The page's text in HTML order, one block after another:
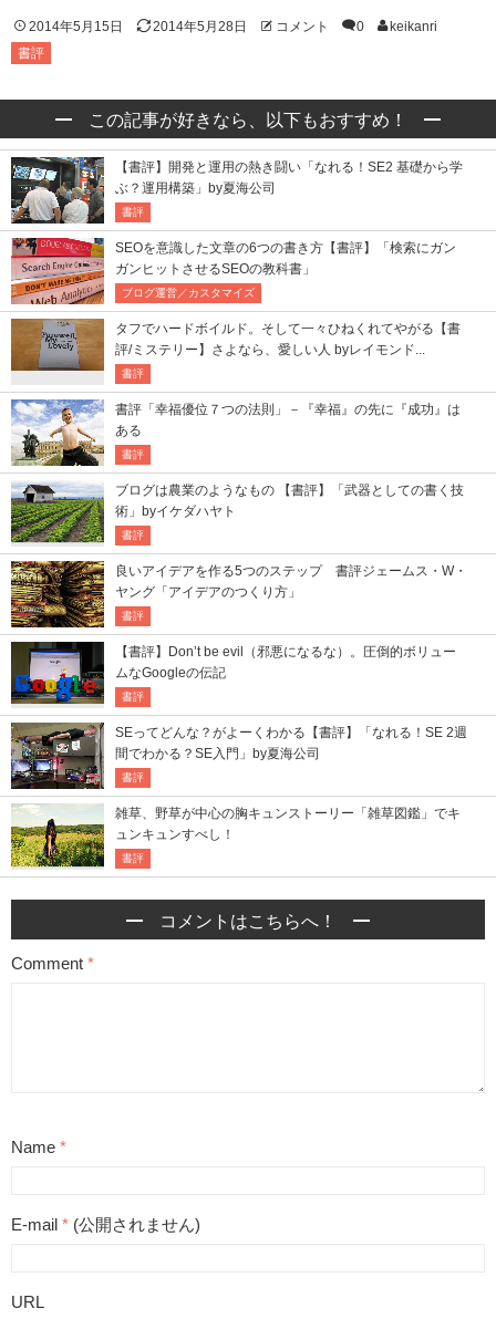
2014年5月15日 2014年5月28日 コメント 0
keikanri
書評
この記事が好きなら、以下もおすすめ！
【書評】開発と運用の熱き闘い「なれる！SE2 基礎から学
ぶ？運用構築」by夏海公司
書評
SEOを意識した文章の6つの書き方【書評】「検索にガン
ガンヒットさせるSEOの教科書」
ブログ運営／カスタマイズ
タフでハードボイルド。そして一々ひねくれてやがる【書
評/ミステリー】さよなら、愛しい人 byレイモンド...
書評
書評「幸福優位７つの法則」－『幸福』の先に『成功』は
ある
書評
ブログは農業のようなもの 【書評】「武器としての書く技
術」byイケダハヤト
書評
良いアイデアを作る5つのステップ 書評ジェームス・W・
ヤング「アイデアのつくり方」
書評
【書評】Don’t be evil（邪悪になるな）。圧倒的ボリュー
ムなGoogleの伝記
書評
SEってどんな？がよーくわかる【書評】「なれる！SE 2週
間でわかる？SE入門」by夏海公司
書評
雑草、野草が中心の胸キュンストーリー「雑草図鑑」でキ
ュンキュンすべし！
書評
コメントはこちらへ！
Comment *
Name *
E-mail * (公開されません)
URL